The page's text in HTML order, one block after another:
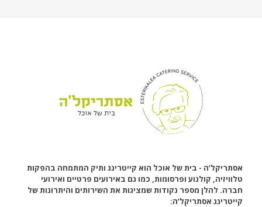
אסתריקל’ה - בית של אוכל הוא קייטרינג ותיק המתמחה בהפקות
טלוויזיה, קולנוע ופרסומות, כמו גם באירועים פרטיים ואירועי
חברה. להלן מספר נקודות שמציגות את השירותים והיתרונות של
קייטרינג אסתריקל’ה: